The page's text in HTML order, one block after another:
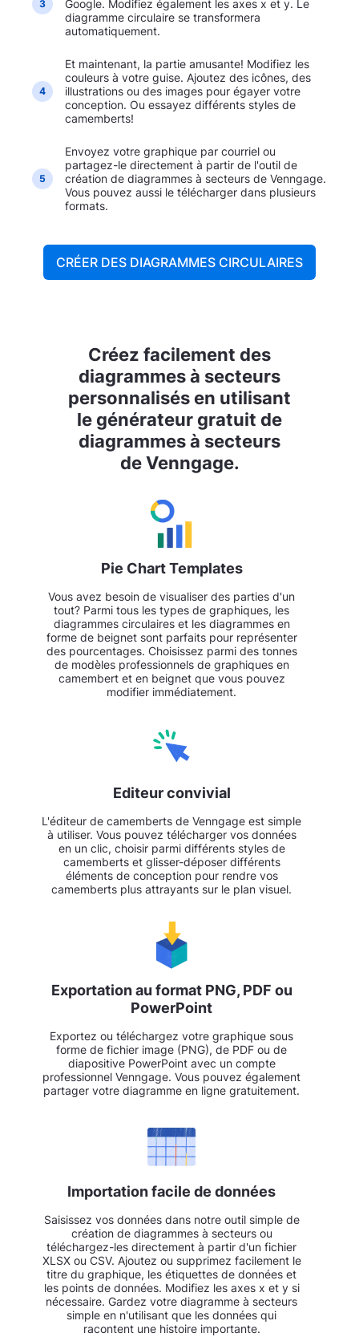
3
Google. Modifiez également les axes x et y. Le
diagramme circulaire se transformera
automatiquement.
4
Et maintenant, la partie amusante! Modifiez les
couleurs à votre guise. Ajoutez des icônes, des
illustrations ou des images pour égayer votre
conception. Ou essayez différents styles de
camemberts!
5
Envoyez votre graphique par courriel ou
partagez-le directement à partir de l'outil de
création de diagrammes à secteurs de Venngage.
Vous pouvez aussi le télécharger dans plusieurs
formats.
CRÉER DES DIAGRAMMES CIRCULAIRES
Créez facilement des
diagrammes à secteurs
personnalisés en utilisant
le générateur gratuit de
diagrammes à secteurs
de Venngage.
Pie Chart Templates
Vous avez besoin de visualiser des parties d'un
tout? Parmi tous les types de graphiques, les
diagrammes circulaires et les diagrammes en
forme de beignet sont parfaits pour représenter
des pourcentages. Choisissez parmi des tonnes
de modèles professionnels de graphiques en
camembert et en beignet que vous pouvez
modifier immédiatement.
Editeur convivial
L'éditeur de camemberts de Venngage est simple
à utiliser. Vous pouvez télécharger vos données
en un clic, choisir parmi différents styles de
camemberts et glisser-déposer différents
éléments de conception pour rendre vos
camemberts plus attrayants sur le plan visuel.
Exportation au format PNG, PDF ou
PowerPoint
Exportez ou téléchargez votre graphique sous
forme de fichier image (PNG), de PDF ou de
diapositive PowerPoint avec un compte
professionnel Venngage. Vous pouvez également
partager votre diagramme en ligne gratuitement.
Importation facile de données
Saisissez vos données dans notre outil simple de
création de diagrammes à secteurs ou
téléchargez-les directement à partir d'un fichier
XLSX ou CSV. Ajoutez ou supprimez facilement le
titre du graphique, les étiquettes de données et
les points de données. Modifiez les axes x et y si
nécessaire. Gardez votre diagramme à secteurs
simple en n'utilisant que les données qui
racontent une histoire importante.